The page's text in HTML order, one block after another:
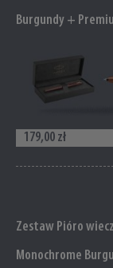
Burgundy +
179,00 zł
Zestaw Pióro
Monochrome